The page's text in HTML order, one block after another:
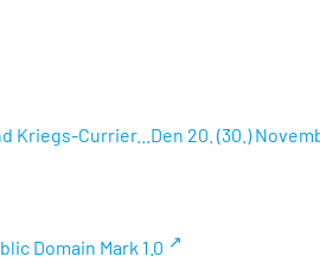
Currier...Den 20. (30.)
Domain Mark 1.0